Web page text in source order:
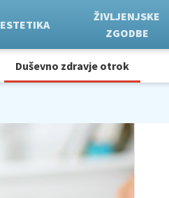
ESTETIKA
ŽIVLJENJSKE
ZGODBE
Duševno zdravje otrok